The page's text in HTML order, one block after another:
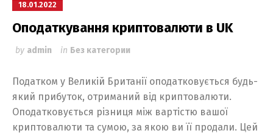
18.01.2022
Оподаткування криптовалюти в UK
by admin in Без категории
Податком у Великій Британії оподатковується будь-
який прибуток, отриманий від криптовалюти.
Оподатковується різниця між вартістю вашої
криптовалюти та сумою, за якою ви її продали. Цей